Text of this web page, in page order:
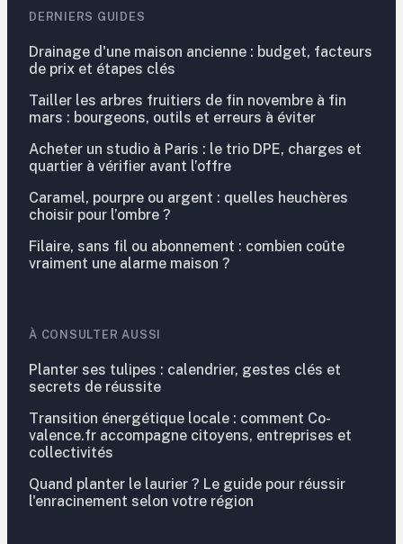
DERNIERS GUIDES
Drainage d'une maison ancienne : budget, facteurs
de prix et étapes clés
Tailler les arbres fruitiers de fin novembre à fin
mars : bourgeons, outils et erreurs à éviter
Acheter un studio à Paris : le trio DPE, charges et
quartier à vérifier avant l’offre
Caramel, pourpre ou argent : quelles heuchères
choisir pour l’ombre ?
Filaire, sans fil ou abonnement : combien coûte
vraiment une alarme maison ?
À CONSULTER AUSSI
Planter ses tulipes : calendrier, gestes clés et
secrets de réussite
Transition énergétique locale : comment Co-
valence.fr accompagne citoyens, entreprises et
collectivités
Quand planter le laurier ? Le guide pour réussir
l'enracinement selon votre région